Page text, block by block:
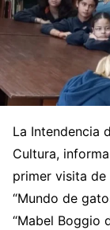
La Intendencia
Cultura,
primer visita de
“Mundo de
“Mabel Boggio